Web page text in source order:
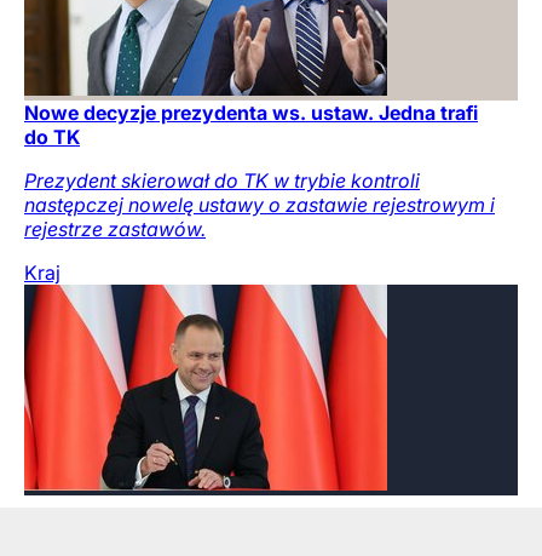
Nowe decyzje prezydenta ws. ustaw. Jedna trafi
do TK
Prezydent skierował do TK w trybie kontroli
następczej nowelę ustawy o zastawie rejestrowym i
rejestrze zastawów.
Kraj